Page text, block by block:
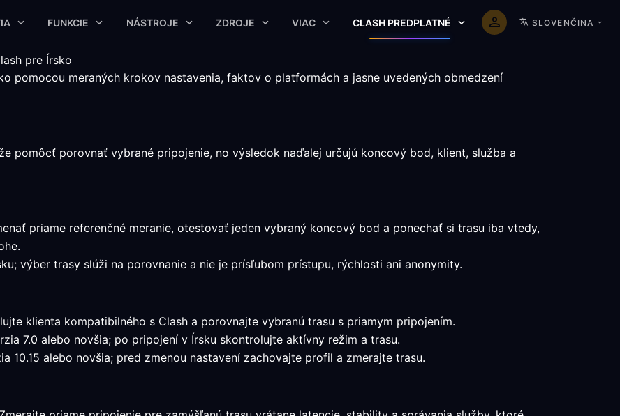
FUNKCIE NÁSTROJE ZDROJE VIAC CLASH PREDPLATNÉ SLOVENČINA
pre Írsko
pomocou meraných krokov nastavenia, faktov o platformách a jasne uvedených obmedzení
pomôcť porovnať vybrané pripojenie, no výsledok naďalej určujú koncový bod, klient, služba a
priame referenčné meranie, otestovať jeden vybraný koncový bod a ponechať si trasu iba vtedy,
výber trasy slúži na porovnanie a nie je prísľubom prístupu, rýchlosti ani anonymity.
klienta kompatibilného s Clash a porovnajte vybranú trasu s priamym pripojením.
7.0 alebo novšia; po pripojení v Írsku skontrolujte aktívny režim a trasu.
10.15 alebo novšia; pred zmenou nastavení zachovajte profil a zmerajte trasu.